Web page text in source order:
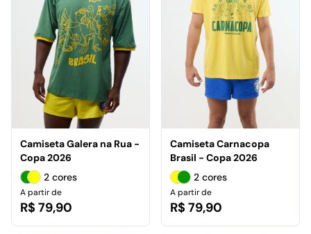
Camiseta Galera na Rua -
Copa 2026
2 cores
A partir de
R$ 79,90
Camiseta Carnacopa
Brasil - Copa 2026
2 cores
A partir de
R$ 79,90